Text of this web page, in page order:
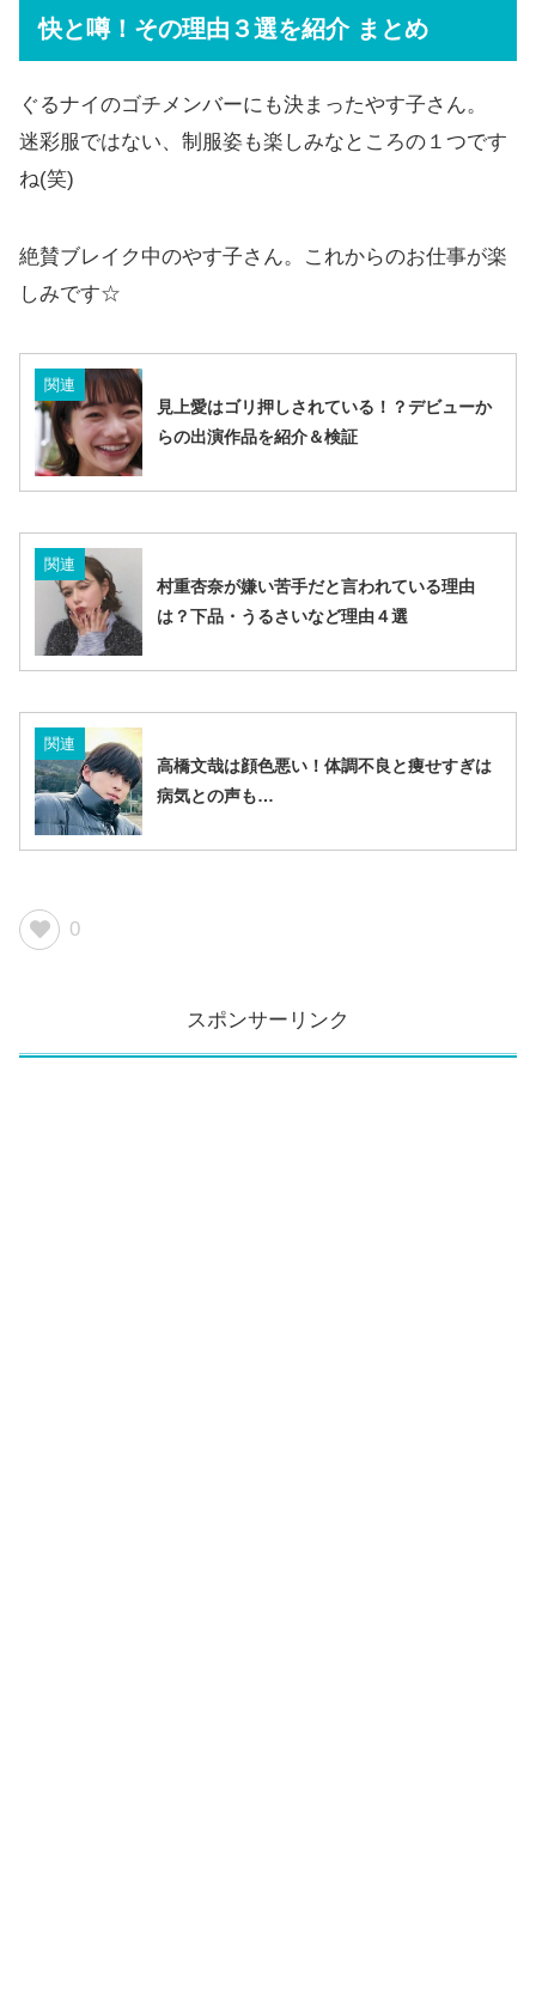
快と噂！その理由３選を紹介 まとめ
ぐるナイのゴチメンバーにも決まったやす子さん。
迷彩服ではない、制服姿も楽しみなところの１つです
ね(笑)
絶賛ブレイク中のやす子さん。これからのお仕事が楽
しみです☆
関連
見上愛はゴリ押しされている！？デビューか
らの出演作品を紹介＆検証
関連
村重杏奈が嫌い苦手だと言われている理由
は？下品・うるさいなど理由４選
関連
高橋文哉は顔色悪い！体調不良と痩せすぎは
病気との声も…
0
スポンサーリンク